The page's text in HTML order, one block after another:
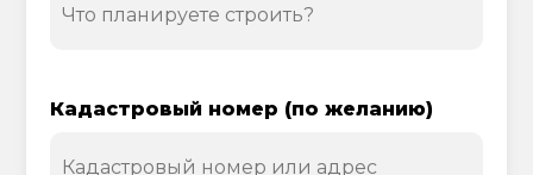
Кадастровый номер (по желанию)